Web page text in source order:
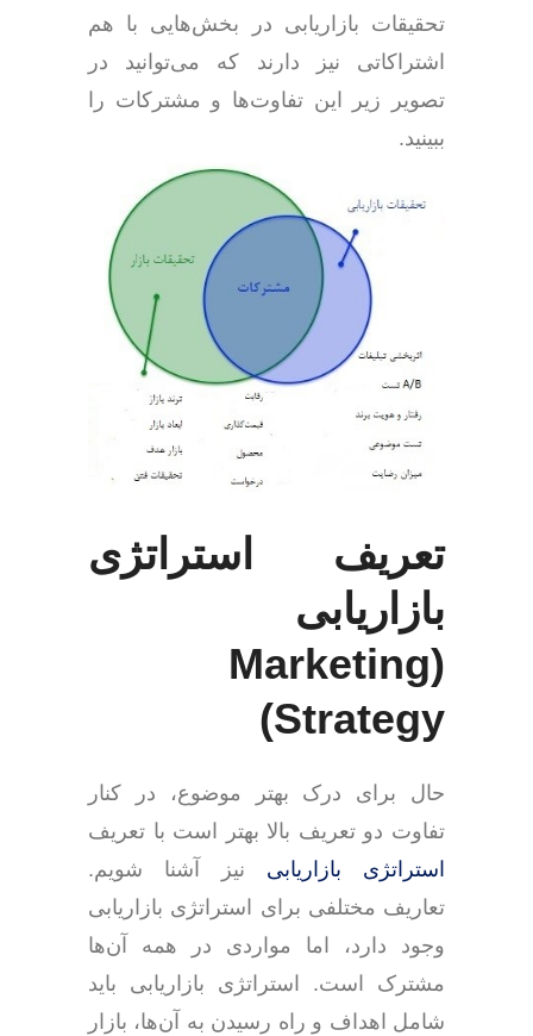
تحقیقات بازاریابی در بخش‌هایی با هم
اشتراکاتی نیز دارند که می‌توانید در
تصویر زیر این تفاوت‌ها و مشترکات را
ببینید.
تعریف استراتژی
بازاریابی
(Marketing
Strategy)
حال برای درک بهتر موضوع، در کنار
تفاوت دو تعریف بالا بهتر است با تعریف
استراتژی بازاریابی نیز آشنا شویم.
تعاریف مختلفی برای استراتژی بازاریابی
وجود دارد، اما مواردی در همه آن‌ها
مشترک است. استراتژی بازاریابی باید
شامل اهداف و راه رسیدن به آن‌ها، بازار